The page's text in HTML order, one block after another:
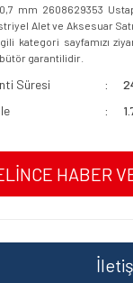
mm 2608629353
Alet ve Aksesuar
kategori sayfamızı
garantilidir.
Süresi
HABER